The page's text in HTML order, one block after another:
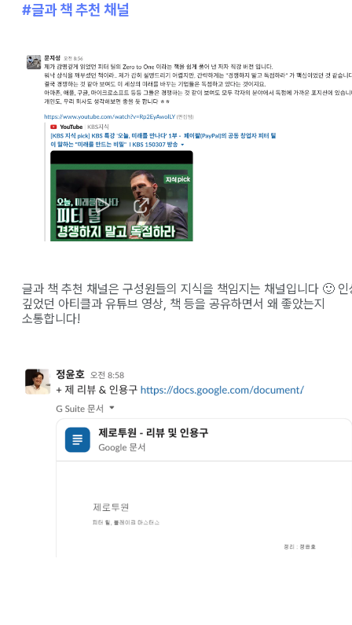
#글과 책 추천 채널
글과 책 추천 채널은 구성원들의 지식을 책임지는 채널입니다 🙂 인
깊었던 아티클과 유튜브 영상, 책 등을 공유하면서 왜 좋았는지
소통합니다!